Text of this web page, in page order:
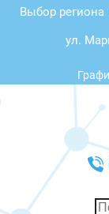
Выбор региона
ул.